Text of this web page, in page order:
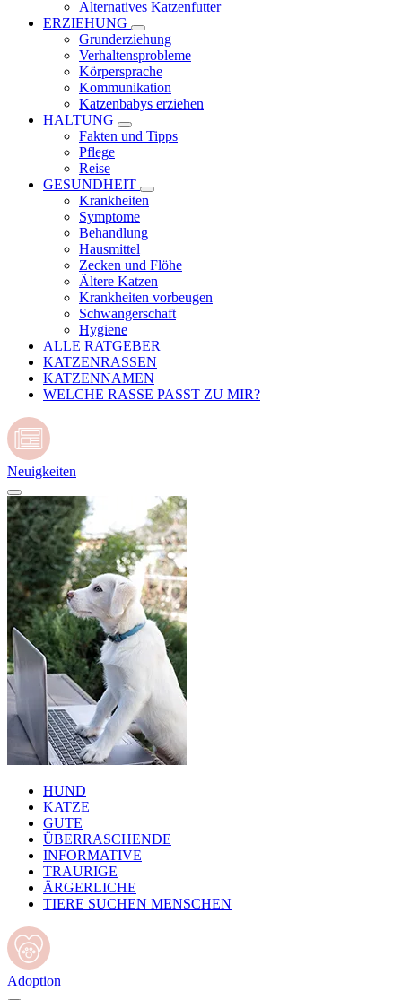
Alternatives Katzenfutter
ERZIEHUNG
Grunderziehung
Verhaltensprobleme
Körpersprache
Kommunikation
Katzenbabys erziehen
HALTUNG
Fakten und Tipps
Pflege
Reise
GESUNDHEIT
Krankheiten
Symptome
Behandlung
Hausmittel
Zecken und Flöhe
Ältere Katzen
Krankheiten vorbeugen
Schwangerschaft
Hygiene
ALLE RATGEBER
KATZENRASSEN
KATZENNAMEN
WELCHE RASSE PASST ZU MIR?
Neuigkeiten
HUND
KATZE
GUTE
ÜBERRASCHENDE
INFORMATIVE
TRAURIGE
ÄRGERLICHE
TIERE SUCHEN MENSCHEN
Adoption